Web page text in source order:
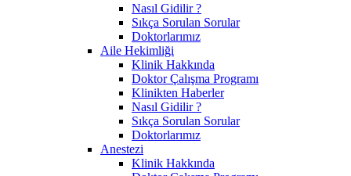
Nasıl Gidilir ?
Sıkça Sorulan Sorular
Doktorlarımız
Aile Hekimliği
Klinik Hakkında
Doktor Çalışma Programı
Klinikten Haberler
Nasıl Gidilir ?
Sıkça Sorulan Sorular
Doktorlarımız
Anestezi
Klinik Hakkında